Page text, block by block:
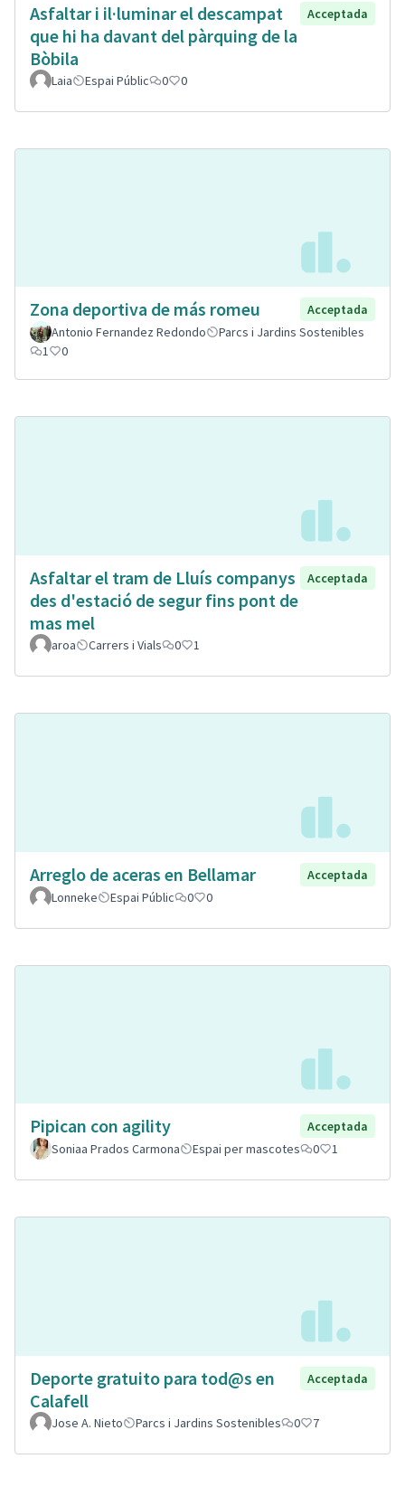
Asfaltar i il·luminar el descampat
que hi ha davant del pàrquing de la
Bòbila
Acceptada
Laia Espai Públic 0 0
Zona deportiva de más romeu
Acceptada
Antonio Fernandez Redondo
Parcs i Jardins Sostenibles
1
0
Asfaltar el tram de Lluís companys
des d'estació de segur fins pont de
mas mel
Acceptada
aroa Carrers i Vials 0 1
Arreglo de aceras en Bellamar
Acceptada
Lonneke
Espai Públic 0 0
Pipican con agility
Acceptada
Soniaa Prados Carmona
Espai per mascotes 0 1
Deporte gratuito para tod@s en
Calafell
Acceptada
Jose A. Nieto Parcs i Jardins Sostenibles 0 7